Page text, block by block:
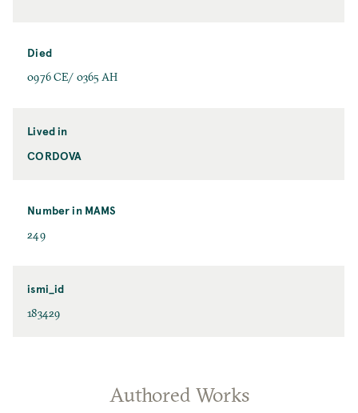
Died
0976 CE/ 0365 AH
Lived in
CORDOVA
Number in MAMS
249
ismi_id
183429
Authored Works